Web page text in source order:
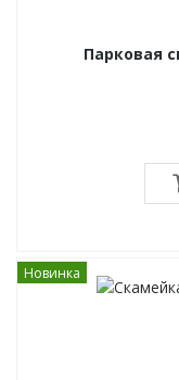
Парковая
Новинка